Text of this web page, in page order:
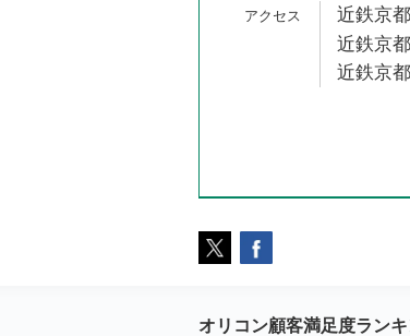
近鉄京
近鉄京
近鉄京
オリコン顧客満足度ラン